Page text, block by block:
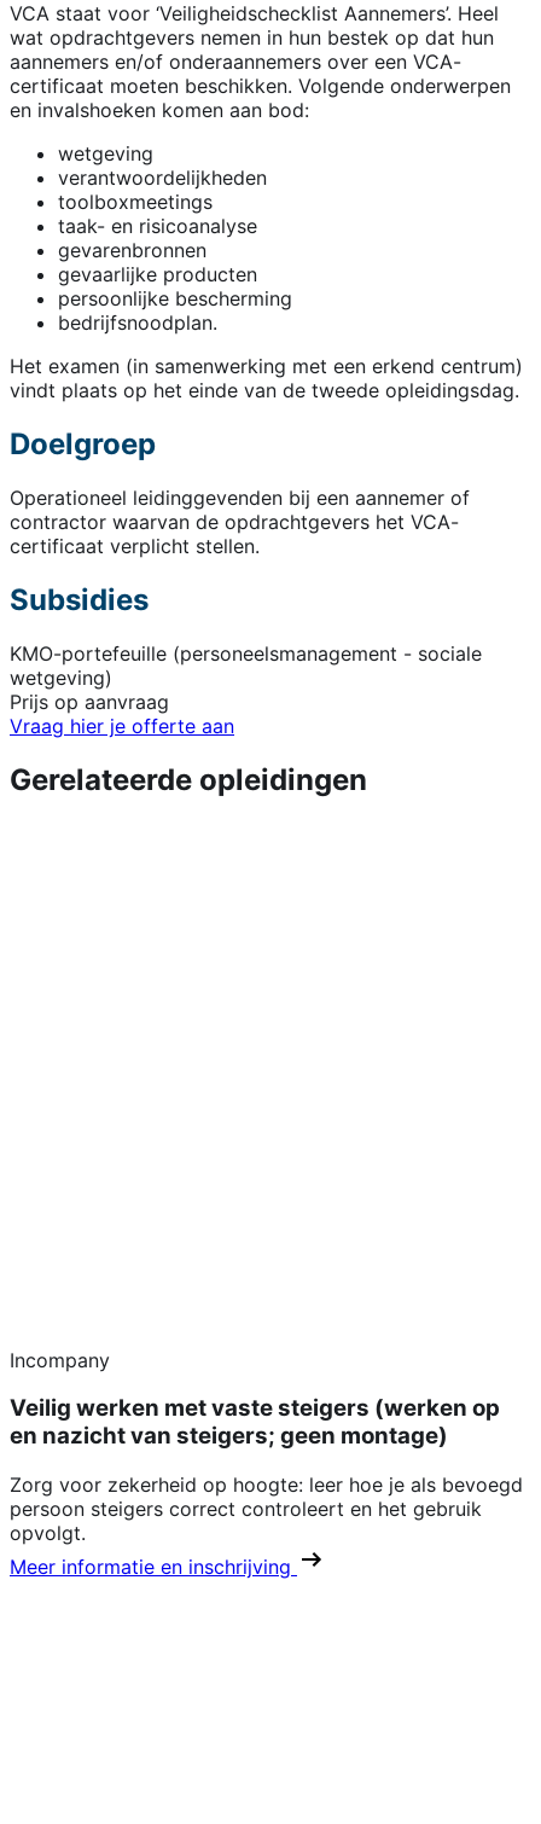
VCA staat voor ‘Veiligheidschecklist Aannemers’. Heel
wat opdrachtgevers nemen in hun bestek op dat hun
aannemers en/of onderaannemers over een VCA-
certificaat moeten beschikken. Volgende onderwerpen
en invalshoeken komen aan bod:
wetgeving
verantwoordelijkheden
toolboxmeetings
taak- en risicoanalyse
gevarenbronnen
gevaarlijke producten
persoonlijke bescherming
bedrijfsnoodplan.
Het examen (in samenwerking met een erkend centrum)
vindt plaats op het einde van de tweede opleidingsdag.
Doelgroep
Operationeel leidinggevenden bij een aannemer of
contractor waarvan de opdrachtgevers het VCA-
certificaat verplicht stellen.
Subsidies
KMO-portefeuille (personeelsmanagement - sociale
wetgeving)
Prijs op aanvraag
Vraag hier je offerte aan
Gerelateerde opleidingen
Incompany
Veilig werken met vaste steigers (werken op
en nazicht van steigers; geen montage)
Zorg voor zekerheid op hoogte: leer hoe je als bevoegd
persoon steigers correct controleert en het gebruik
opvolgt.
Meer informatie en inschrijving